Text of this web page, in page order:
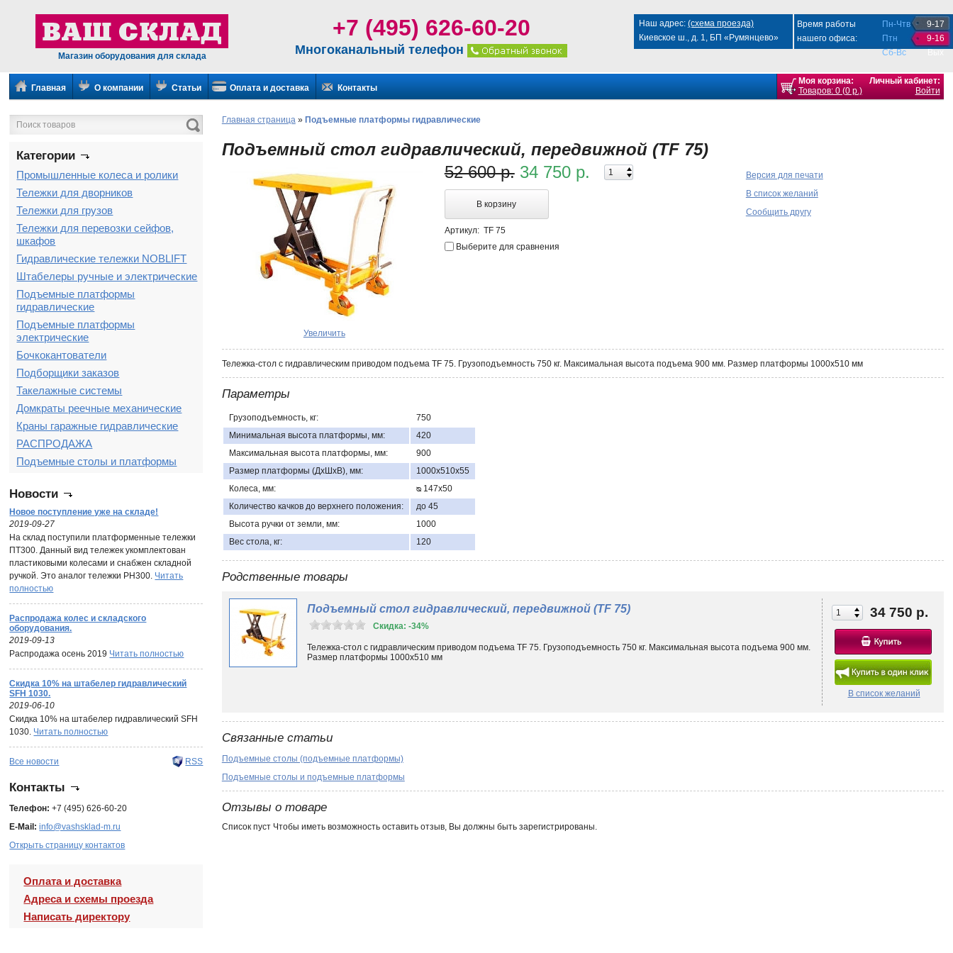
Магазин оборудования для склада
+7 (495) 626-60-20
Многоканальный телефон
Время работы
нашего офиса:
Пн-Чтв
Птн
Сб-Вс
9-17
9-16
Наш адрес: (схема проезда)
Киевское ш., д. 1, БП «Румянцево»
Главная О компании Статьи Оплата и доставка Контакты
Моя корзина:
Товаров: 0 (0 р.)
Личный кабинет:
Войти
Категории
Промышленные колеса и ролики
Тележки для дворников
Тележки для грузов
Тележки для перевозки сейфов,
шкафов
Гидравлические тележки NOBLIFT
Штабелеры ручные и электрические
Подъемные платформы
гидравлические
Подъемные платформы
электрические
Бочкокантователи
Подборщики заказов
Такелажные системы
Домкраты реечные механические
Краны гаражные гидравлические
РАСПРОДАЖА
Подъемные столы и платформы
Новости
Новое поступление уже на складе!
2019-09-27
На склад поступили платформенные тележки
ПТ300. Данный вид тележек укомплектован
пластиковыми колесами и снабжен складной
ручкой. Это аналог тележки PH300. Читать
полностью
Распродажа колес и складского
оборудования.
2019-09-13
Распродажа осень 2019 Читать полностью
Скидка 10% на штабелер гидравлический
SFH 1030.
2019-06-10
Скидка 10% на штабелер гидравлический SFH
1030. Читать полностью
Все новости RSS
Контакты
Телефон: +7 (495) 626-60-20
E-Mail: info@vashsklad-m.ru
Открыть страницу контактов
Оплата и доставка
Адреса и схемы проезда
Написать директору
Главная страница » Подъемные платформы гидравлические
Подъемный стол гидравлический, передвижной (TF 75)
Увеличить
52 600 р. 34 750 р.
В корзину
Артикул: TF 75
Выберите для сравнения
Версия для печати
В список желаний
Сообщить другу
Тележка-стол с гидравлическим приводом подъема TF 75. Грузоподъемность 750 кг. Максимальная высота подъема 900 мм. Размер платформы 1000х510 мм
Параметры
Грузоподъемность, кг:
750
Минимальная высота платформы, мм:
420
Максимальная высота платформы, мм:
900
Размер платформы (ДхШхВ), мм:
1000х510х55
Колеса, мм:
ᴓ 147х50
Количество качков до верхнего положения:
до 45
Высота ручки от земли, мм:
1000
Вес стола, кг:
120
Родственные товары
34 750 р.
В список желаний
Подъемный стол гидравлический, передвижной (TF 75)
Скидка: -34%
Тележка-стол с гидравлическим приводом подъема TF 75. Грузоподъемность 750 кг. Максимальная высота подъема 900 мм.
Размер платформы 1000х510 мм
Связанные статьи
Подъемные столы (подъемные платформы)
Подъемные столы и подъемные платформы
Отзывы о товаре
Список пуст Чтобы иметь возможность оставить отзыв, Вы должны быть зарегистрированы.